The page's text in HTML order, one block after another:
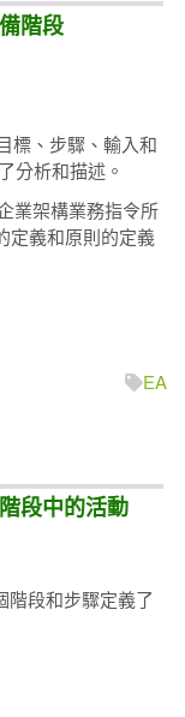
階段
標、步驟、輸入和
分析和描述。
業架構業務指令所
定義和原則的定義
EA
段中的活動
階段和步驟定義了